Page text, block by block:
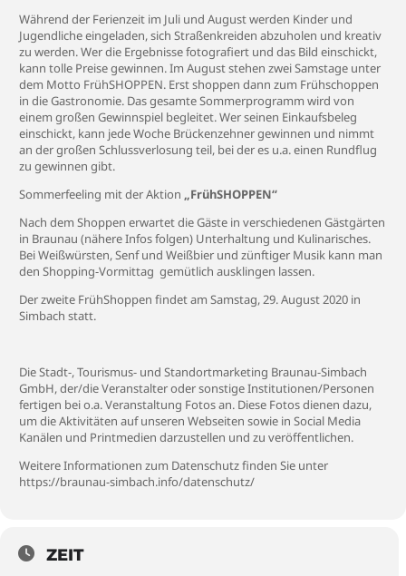
Während der Ferienzeit im Juli und August werden Kinder und
Jugendliche eingeladen, sich Straßenkreiden abzuholen und kreativ
zu werden. Wer die Ergebnisse fotografiert und das Bild einschickt,
kann tolle Preise gewinnen. Im August stehen zwei Samstage unter
dem Motto FrühSHOPPEN. Erst shoppen dann zum Frühschoppen
in die Gastronomie. Das gesamte Sommerprogramm wird von
einem großen Gewinnspiel begleitet. Wer seinen Einkaufsbeleg
einschickt, kann jede Woche Brückenzehner gewinnen und nimmt
an der großen Schlussverlosung teil, bei der es u.a. einen Rundflug
zu gewinnen gibt.
Sommerfeeling mit der Aktion „FrühSHOPPEN“
Nach dem Shoppen erwartet die Gäste in verschiedenen Gästgärten
in Braunau (nähere Infos folgen) Unterhaltung und Kulinarisches.
Bei Weißwürsten, Senf und Weißbier und zünftiger Musik kann man
den Shopping-Vormittag gemütlich ausklingen lassen.
Der zweite FrühShoppen findet am Samstag, 29. August 2020 in
Simbach statt.
Die Stadt-, Tourismus- und Standortmarketing Braunau-Simbach
GmbH, der/die Veranstalter oder sonstige Institutionen/Personen
fertigen bei o.a. Veranstaltung Fotos an. Diese Fotos dienen dazu,
um die Aktivitäten auf unseren Webseiten sowie in Social Media
Kanälen und Printmedien darzustellen und zu veröffentlichen.
Weitere Informationen zum Datenschutz finden Sie unter
https://braunau-simbach.info/datenschutz/
ZEIT